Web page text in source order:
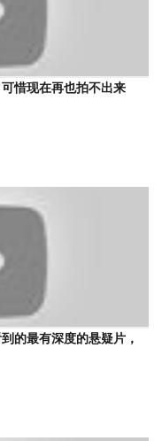
惜现在再也拍不出来
的最有深度的悬疑片，